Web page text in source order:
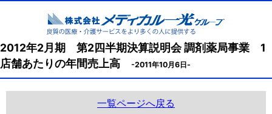
2012年2月期 第2四半期決算説明会 調剤薬局事業 1
店舗あたりの年間売上高
-2011年10月6日-
一覧ページへ戻る